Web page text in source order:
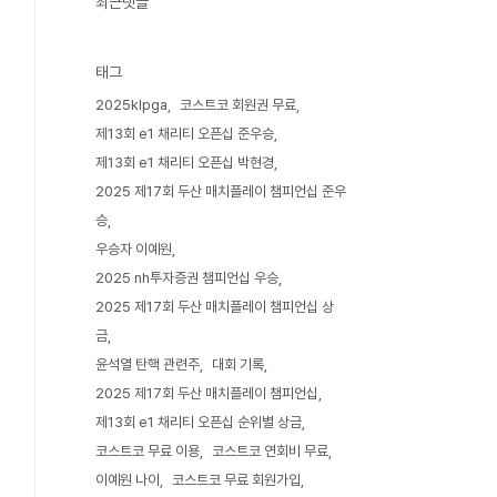
태그
2025klpga
코스트코 회원권 무료
제13회 e1 채리티 오픈십 준우승
제13회 e1 채리티 오픈십 박현경
2025 제17회 두산 매치플레이 챔피언십 준우
승
우승자 이예원
2025 nh투자증권 챔피언십 우승
2025 제17회 두산 매치플레이 챔피언십 상
금
윤석열 탄핵 관련주
대회 기록
2025 제17회 두산 매치플레이 챔피언십
제13회 e1 채리티 오픈십 순위별 상금
코스트코 무료 이용
코스트코 연회비 무료
이예원 나이
코스트코 무료 회원가입